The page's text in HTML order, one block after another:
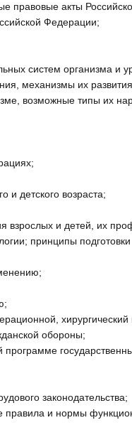
правовые акты
Федерации;
систем организма и
механизмы их
возможные типы их
и детского возраста;
и детей, их
принципы подготовки
обороны;
законодательства;
и нормы